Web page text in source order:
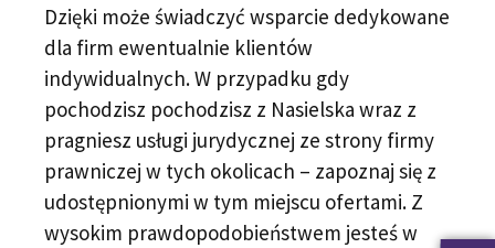
Dzięki może świadczyć wsparcie dedykowane
dla firm ewentualnie klientów
indywidualnych. W przypadku gdy
pochodzisz pochodzisz z Nasielska wraz z
pragniesz usługi jurydycznej ze strony firmy
prawniczej w tych okolicach – zapoznaj się z
udostępnionymi w tym miejscu ofertami. Z
wysokim prawdopodobieństwem jesteś w